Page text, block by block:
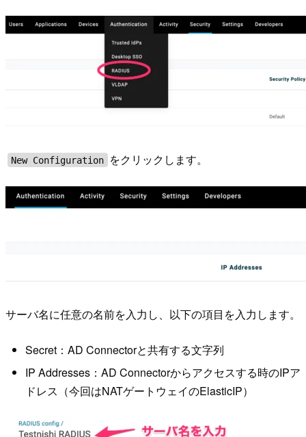
New Configuration をクリックします。
サーバ名に任意の名前を入力し、以下の項目を入力します。
Secret：AD Connectorと共有する文字列
IP Addresses：AD Connectorからアクセスする時のIPア
ドレス（今回はNATゲートウェイのElasticIP）